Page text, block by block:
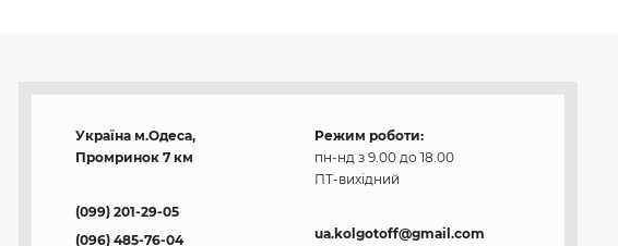
Україна м.Одеса,
Промринок 7 км
(099) 201-29-05
(096) 485-76-04
Режим роботи:
пн-нд з 9.00 до 18.00
ПТ-вихідний
ua.kolgotoff@gmail.com